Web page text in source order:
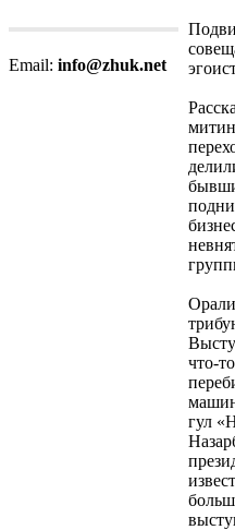
Email: info@zhuk.net
что-
гул